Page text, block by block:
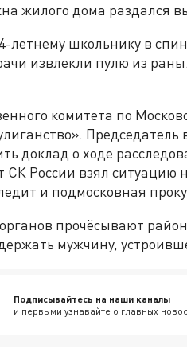
жилого дома раздался
летнему школьнику в
извлекли пулю из
комитета по
доклад о ходе
России взял ситуацию
и подмосковная
прочёсывают
мужчину,
Подписывайтесь на наши каналы
и первыми узнавайте о главных